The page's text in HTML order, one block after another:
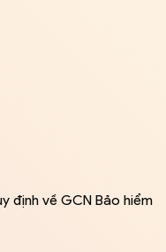
định về GCN Bảo hiểm